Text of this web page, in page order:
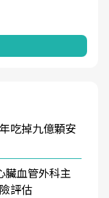
吃掉九億顆安
臟血管外科主
評估